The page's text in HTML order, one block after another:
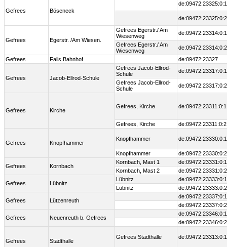
Gefrees Böseneck
de:09472:23325:0:1
de:09472:23325:0:2
Gefrees Egerstr. /Am Wiesen.
Gefrees Egerstr./ Am
Wiesenweg
de:09472:23314:0:1
Gefrees Egerstr./ Am
Wiesenweg
de:09472:23314:0:2
Gefrees
Falls Bahnhof de:09472:23327
Gefrees Jacob-Ellrod-Schule
Gefrees Jacob-Ellrod-
Schule
de:09472:23317:0:1
Gefrees Jacob-Ellrod-
Schule
de:09472:23317:0:2
Gefrees Kirche
Gefrees, Kirche de:09472:23311:0:1
Gefrees, Kirche de:09472:23311:0:2
Gefrees Knopfhammer
Knopfhammer de:09472:23330:0:1
Knopfhammer de:09472:23330:0:2
Gefrees Kornbach
Kornbach, Mast 1
de:09472:23331:0:1
Kornbach, Mast 2
de:09472:23331:0:2
Gefrees Lübnitz
Lübnitz
de:09472:23333:0:1
Lübnitz
de:09472:23333:0:2
Gefrees Lützenreuth
de:09472:23337:0:1
de:09472:23337:0:2
Gefrees Neuenreuth b. Gefrees
de:09472:23346:0:1
de:09472:23346:0:2
Gefrees Stadthalle
Gefrees Stadthalle de:09472:23313:0:1